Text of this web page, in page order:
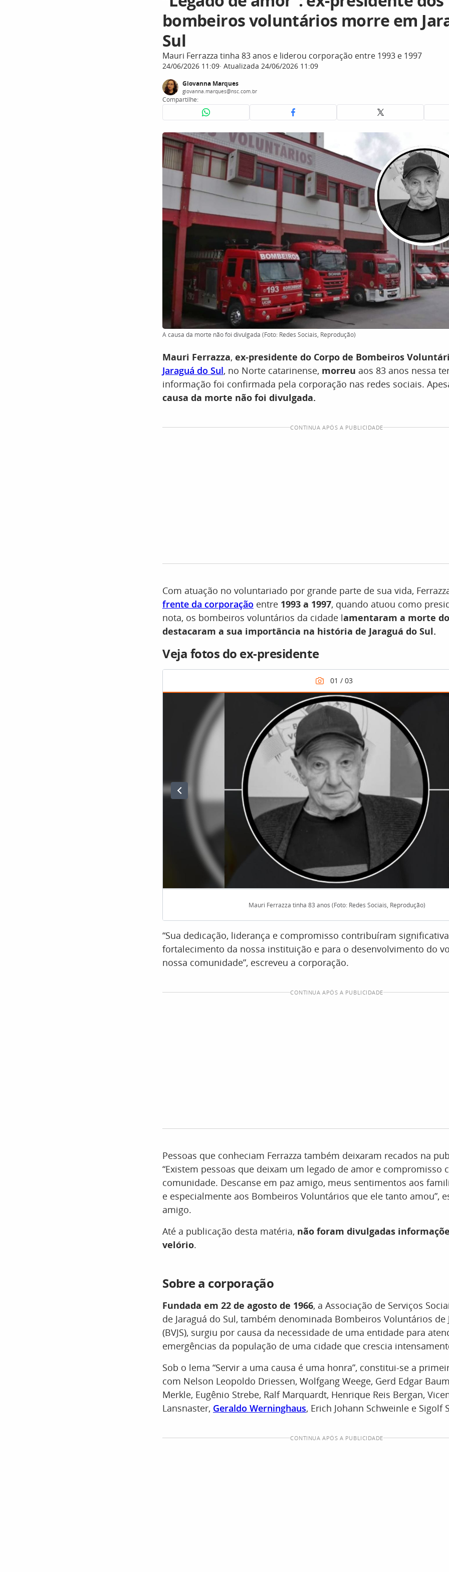
bombeiros voluntários morre em
Sul
Mauri Ferrazza tinha 83 anos e liderou corporação entre 1993 e 1997
24/06/2026 11:09 Atualizada 24/06/2026 11:09
Giovanna Marques
giovanna.marques@nsc.com.br
Compartilhe:
A causa da morte não foi divulgada (Foto: Redes Sociais, Reprodução)
Mauri Ferrazza, ex-presidente do Corpo de Bombeiros
Jaraguá do Sul, no Norte catarinense, morreu aos 83 anos nessa
informação foi confirmada pela corporação nas redes sociais.
causa da morte não foi divulgada.
CONTINUA APÓS A PUBLICIDADE
Com atuação no voluntariado por grande parte de sua vida,
frente da corporação entre 1993 a 1997, quando atuou como
nota, os bombeiros voluntários da cidade lamentaram a morte
destacaram a sua importância na história de Jaraguá do Sul.
Veja fotos do ex-presidente
Mauri Ferrazza tinha 83 anos (Foto: Redes Sociais, Reprodução)
“Sua dedicação, liderança e compromisso contribuíram
fortalecimento da nossa instituição e para o desenvolvimento do
nossa comunidade”, escreveu a corporação.
CONTINUA APÓS A PUBLICIDADE
Pessoas que conheciam Ferrazza também deixaram recados na
“Existem pessoas que deixam um legado de amor e compromisso
comunidade. Descanse em paz amigo, meus sentimentos aos
e especialmente aos Bombeiros Voluntários que ele tanto amou”,
amigo.
Até a publicação desta matéria, não foram divulgadas
velório.
Sobre a corporação
Fundada em 22 de agosto de 1966, a Associação de Serviços
de Jaraguá do Sul, também denominada Bombeiros Voluntários de
(BVJS), surgiu por causa da necessidade de uma entidade para
emergências da população de uma cidade que crescia
Sob o lema “Servir a uma causa é uma honra”, constitui-se a
com Nelson Leopoldo Driessen, Wolfgang Weege, Gerd Edgar
Merkle, Eugênio Strebe, Ralf Marquardt, Henrique Reis Bergan,
Lansnaster, Geraldo Werninghaus, Erich Johann Schweinle e Sigolf
CONTINUA APÓS A PUBLICIDADE